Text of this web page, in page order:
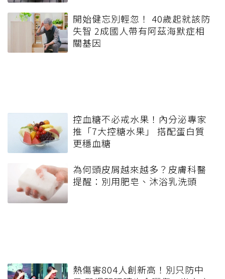
開始健忘別輕忽！ 40歲起就該防
失智 2成國人帶有阿茲海默症相
關基因
控血糖不必戒水果！內分泌專家
推「7大控糖水果」 搭配蛋白質
更穩血糖
為何頭皮屑越來越多？皮膚科醫
提醒：別用肥皂、沐浴乳洗頭
熱傷害804人創新高！別只防中